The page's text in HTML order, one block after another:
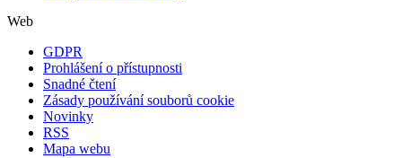
Web
GDPR
Prohlášení o přístupnosti
Snadné čtení
Zásady používání souborů cookie
Novinky
RSS
Mapa webu